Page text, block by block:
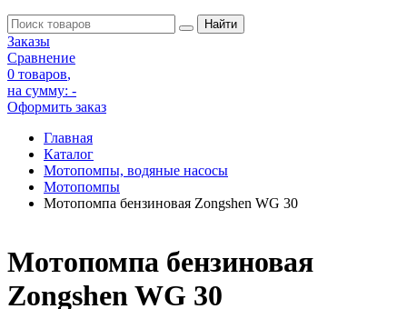
Заказы
Сравнение
0 товаров,
на сумму: -
Оформить заказ
Главная
Каталог
Мотопомпы, водяные насосы
Мотопомпы
Мотопомпа бензиновая Zongshen WG 30
Мотопомпа бензиновая
Zongshen WG 30